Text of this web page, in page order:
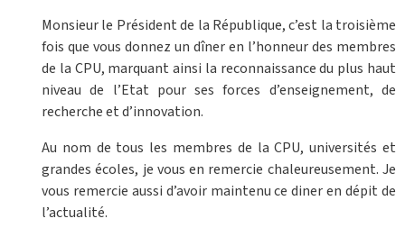
Monsieur le Président de la République, c’est la troisième
fois que vous donnez un dîner en l’honneur des membres
de la CPU, marquant ainsi la reconnaissance du plus haut
niveau de l’Etat pour ses forces d’enseignement, de
recherche et d’innovation.
Au nom de tous les membres de la CPU, universités et
grandes écoles, je vous en remercie chaleureusement. Je
vous remercie aussi d’avoir maintenu ce diner en dépit de
l’actualité.